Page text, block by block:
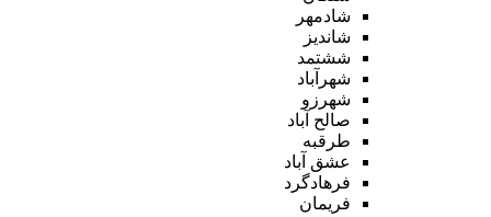
شادمهر
شاندیز
ششتمد
شهرآباد
شهرزو
صالح آباد
طرقبه
عشق آباد
فرهادگرد
فریمان